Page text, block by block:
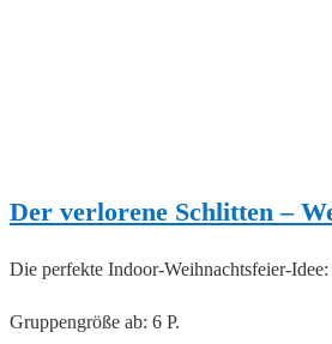
Der verlorene Schlitten –
Die perfekte Indoor-Weihnachtsfeier-Idee:
Gruppengröße ab: 6 P.